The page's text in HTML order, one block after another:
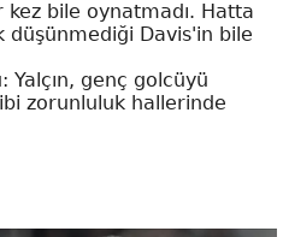
kez bile oynatmadı. Hatta
düşünmediği Davis'in bile
Yalçın, genç golcüyü
zorunluluk hallerinde